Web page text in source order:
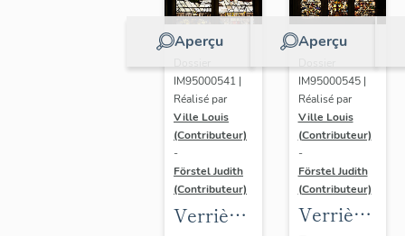
Aperçu
IM95000541 |
Réalisé par
Ville Louis
(Contributeur)
-
Förstel Judith
(Contributeur)
Verrière
Aperçu
IM95000545 |
Réalisé par
Ville Louis
(Contributeur)
-
Förstel Judith
(Contributeur)
Verrière